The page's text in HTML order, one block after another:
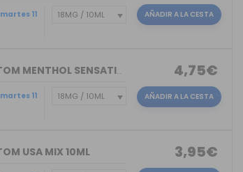
11 AÑADIR A LA CESTA
ELIQUID HANGSEN ATOM MENTHOL SENSATIO...
11
4,75€
AÑADIR A LA CESTA
USA MIX 10ML 3,95€